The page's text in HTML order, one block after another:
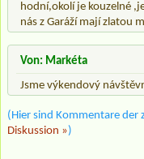
hodní,okolí je kouzelné
nás z Garáží mají zlatou
Von: Markéta
Jsme výkendový
(Hier sind Kommentare der
Diskussion »)